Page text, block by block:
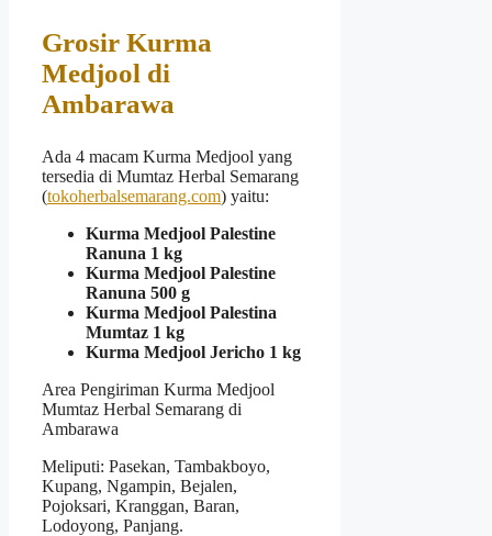
Grosir Kurma
Medjool di
Ambarawa
Ada 4 macam Kurma Medjool yang
tersedia di Mumtaz Herbal Semarang
(tokoherbalsemarang.com) yaitu:
Kurma Medjool Palestine
Ranuna 1 kg
Kurma Medjool Palestine
Ranuna 500 g
Kurma Medjool Palestina
Mumtaz 1 kg
Kurma Medjool Jericho 1 kg
Area Pengiriman Kurma Medjool
Mumtaz Herbal Semarang di
Ambarawa
Meliputi: Pasekan, Tambakboyo,
Kupang, Ngampin, Bejalen,
Pojoksari, Kranggan, Baran,
Lodoyong, Panjang.